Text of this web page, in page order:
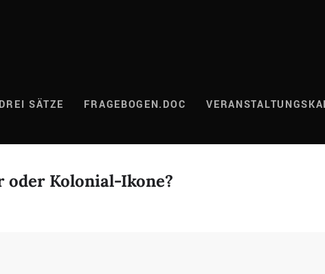
DREI SÄTZE FRAGEBOGEN.DOC
oder Kolonial-Ikone?